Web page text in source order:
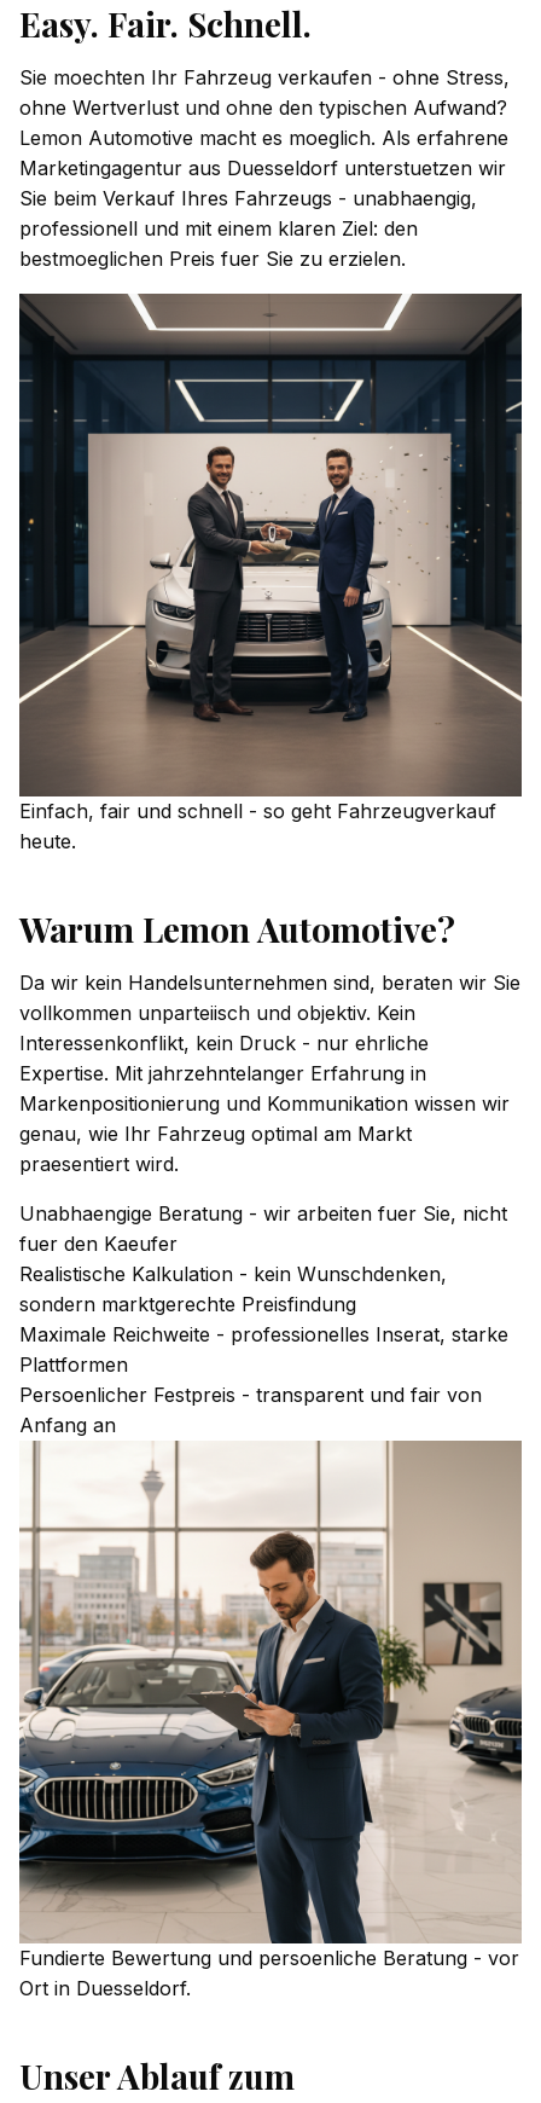
Easy. Fair. Schnell.
Sie moechten Ihr Fahrzeug verkaufen - ohne Stress,
ohne Wertverlust und ohne den typischen Aufwand?
Lemon Automotive macht es moeglich. Als erfahrene
Marketingagentur aus Duesseldorf unterstuetzen wir
Sie beim Verkauf Ihres Fahrzeugs - unabhaengig,
professionell und mit einem klaren Ziel: den
bestmoeglichen Preis fuer Sie zu erzielen.
Einfach, fair und schnell - so geht Fahrzeugverkauf
heute.
Warum Lemon Automotive?
Da wir kein Handelsunternehmen sind, beraten wir Sie
vollkommen unparteiisch und objektiv. Kein
Interessenkonflikt, kein Druck - nur ehrliche
Expertise. Mit jahrzehntelanger Erfahrung in
Markenpositionierung und Kommunikation wissen wir
genau, wie Ihr Fahrzeug optimal am Markt
praesentiert wird.
Unabhaengige Beratung - wir arbeiten fuer Sie, nicht
fuer den Kaeufer
Realistische Kalkulation - kein Wunschdenken,
sondern marktgerechte Preisfindung
Maximale Reichweite - professionelles Inserat, starke
Plattformen
Persoenlicher Festpreis - transparent und fair von
Anfang an
Fundierte Bewertung und persoenliche Beratung - vor
Ort in Duesseldorf.
Unser Ablauf zum